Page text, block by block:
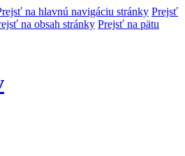
na hlavnú navigáciu stránky Prejsť
na obsah stránky Prejsť na pätu